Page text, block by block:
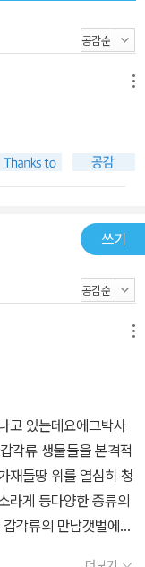
쓰기
고 있는데요에그박사
각류 생물들을 본격적
재들땅 위를 열심히 청
라게 등다양한 종류의
각류의 만남갯벌에서